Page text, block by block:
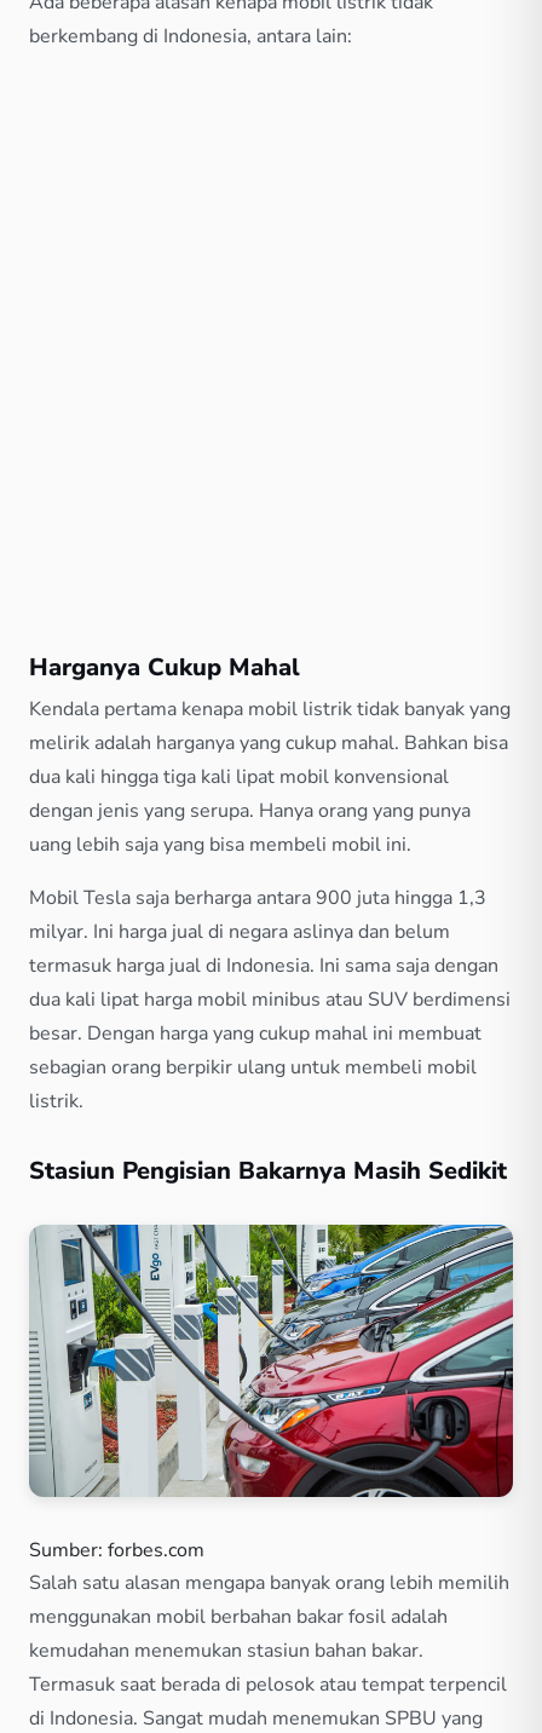
berkembang di Indonesia, antara lain:
Harganya Cukup Mahal
Kendala pertama kenapa mobil listrik tidak banyak yang
melirik adalah harganya yang cukup mahal. Bahkan bisa
dua kali hingga tiga kali lipat mobil konvensional
dengan jenis yang serupa. Hanya orang yang punya
uang lebih saja yang bisa membeli mobil ini.
Mobil Tesla saja berharga antara 900 juta hingga 1,3
milyar. Ini harga jual di negara aslinya dan belum
termasuk harga jual di Indonesia. Ini sama saja dengan
dua kali lipat harga mobil minibus atau SUV berdimensi
besar. Dengan harga yang cukup mahal ini membuat
sebagian orang berpikir ulang untuk membeli mobil
listrik.
Stasiun Pengisian Bakarnya Masih Sedikit
Sumber: forbes.com
Salah satu alasan mengapa banyak orang lebih memilih
menggunakan mobil berbahan bakar fosil adalah
kemudahan menemukan stasiun bahan bakar.
Termasuk saat berada di pelosok atau tempat terpencil
di Indonesia. Sangat mudah menemukan SPBU yang